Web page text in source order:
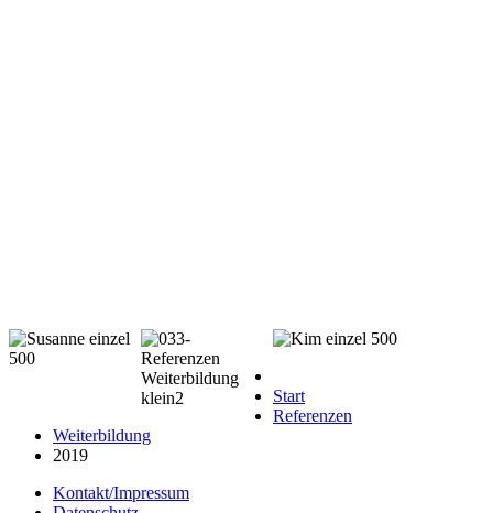
Start
Referenzen
Weiterbildung
2019
Kontakt/Impressum